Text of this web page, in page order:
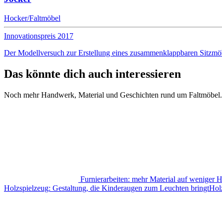
Hocker/Faltmöbel
Innovationspreis 2017
Der Modellversuch zur Erstellung eines zusammenklappbaren
Das könnte dich auch interessieren
Noch mehr Handwerk, Material und Geschichten rund um Faltmöbel.
Furnierarbeiten: mehr Material auf weniger
Holzspielzeug: Gestaltung, die Kinderaugen zum Leuchten bringt